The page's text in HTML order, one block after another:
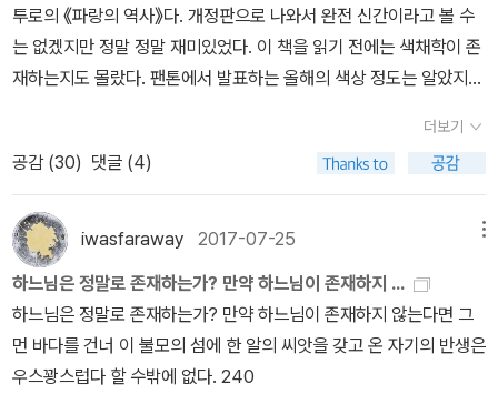
어 두 번째로 읽은 엔도 슈사쿠의 소설, 모두에게 권하고 싶다. 예수님
을 구주로 영접하시는 분들이나 십자가만 봐도 이가 갈리는 분들이나
모두에게...
체는 절대 최종적인 것이 아니다. _ 윌리엄 제임스, <종교적 경험의
다양성> , p605
앞의 <마태오 복음> <마르코 복음> 기록이 하느님의 침묵에 대한
최후의 질문이라면, 이어지는 <루카 복음> 기록은 예수가 겟세마니
다. 슈사쿠는 아마 이 점을 <사해 부근에서> 말하고 싶었던 것일까.
서로 다른 전승 속에 바오로에 의해 세워진 교리는 불완전하다는 점
에게 분노를 일으켰다. 그 침묵은 처음부터 나의 호기심과 수다스러
운 말을 거부하고 있었던 것이다(p174)... '그대는... 마지막에 저 비
탄의 시편 구절을 외치게 될 거네. '주여, 왜 나를 버리시나이까.' 라고
말이네.' '아닙니다. 그때 나는 이렇게 말할 것입니다. '하느님, 모든 것
을 당신께 맡겨드립니다.' 라고. 이 모든 걸 곧 알게 될 것입니다.' _ 엔
도 슈사쿠, <사해 부근에서>, p175 <침묵>에서 로드리고는 <성경>
5/206 성 자비에르 신부가 가르치신 하나님이라는 말도 일본인들
이 멋대로 오오히(大日)라고 부르는 신앙으로 변해 있었어. 태양을
숭배하는 일본인에게 데우스(Deus)와 오오히는 거의 비슷한 발음이
리의 하나님을 그들 식으로 바꾸고, 그런 다음 다른 것을 만들어 내기
시작했어. 언어의 혼란이 없어진 뒤에도 이 굴절되고 변화된 신앙이
오랫동안 계속되었던 거야. 자네가 아까 말한 포교가 가장 화려했던
시대에 가서도, 일본인들은 그리스도교의 하나님이 아닌 그들이 굴절
시키고 변화시킨 하나님만을 믿고 있었던 거지. _ 엔도 슈사쿠, <침묵
> , p153/206 이 나라는 늪지대야. 결국 자네도 알게 될 테지만, 이
나라는 생각하고 있었던 것보다 훨씬 더 무서운 늪지대였어. 어떤 묘
성쇠를 조망하는데, 토니 모리슨이 늘 그렇듯이 재미있다. 길지 않은
분량이라 부담도 덜하고.3. 미셸 트루니에, <황금 구슬> 아프리카
알제리 사막지역에서 사는 소년이 유럽으로 떠나게 되는 이야기다.
러운 배 부분에 장식으로 달고 있던 작은 구슬. 동시에 파리의 한 지역
이름. 다양한 국적의 가난한 외국인 노동자들이 주로 거주하는 빈민
가. 언뜻 생각나는 작가의 대표작 <방드르디>의 주인공 방드르디가
알제리의 척박한 사막지역에 사는 원주민 소년 이드리스로 환생해 자
신의 사진을 찍은 프랑스 여인을 찾아 떠나는 로드 무비. 이렇게 단순
하게 스토리를 이야기하면 별 감흥이 없으나, 트루니에가 묘사하는
사막, 아프리카 항구도시, 파리의 광경과 에피소드들은 독자로 하여
금 작품에 완전히 함몰하게 만들어버린다. 이런 작품에 독자의 관심
이 집중되지 않는 것이 아쉬울 수밖에 없다.​4. 리처드 파워스, <갈라
다. 아직까지 나에게 팀 켈러의 <예수를 만나다>의 관점이 강하지만,
만들어진 예수의 관점도 무시할 수 없다. 인간 예수의 이야기는 다시
번역의 문제로 돌아간다. 번역이란 외국어,즉 타언어 타문화의 관점
에서 서술된 한 권을 자신들의 언어와 문화로 읽어내는 것이다. 예전
에 크로닌의 <천국의 열쇠>를 읽고 혼란스러웠다. 이 책은 정확하게
니라 삶이며 현재 일상 속에 있다고 말한다. 주인공인 그 신부처럼 말
이다. 요즘들어서야 책 읽기가 뭔지 조금씩 감이 잡히는것 같다. 그리
고 어떻게 읽어야 할지도 말이다. 아니면 이제 독서의 양이 아닌 맛에
길들여지고 있는지도.... 하여튼 나도 천국에 갈 수 있을지.. 삶이 당췌
없으니 말이다.
더보기
공감 (30) 댓글 (4)
iwasfaraway 2017-07-25
하느님은 정말로 존재하는가? 만약 하느님이 존재하지 ...
하느님은 정말로 존재하는가? 만약 하느님이 존재하지 않는다면 그
먼 바다를 건너 이 불모의 섬에 한 알의 씨앗을 갖고 온 자기의 반생은
우스꽝스럽다 할 수밖에 없다. 240